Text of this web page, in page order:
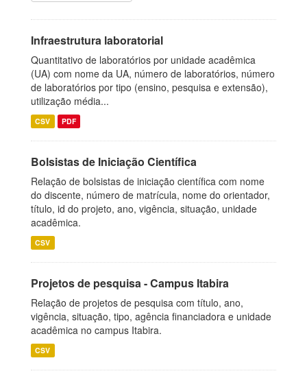
Infraestrutura laboratorial
Quantitativo de laboratórios por unidade acadêmica
(UA) com nome da UA, número de laboratórios, número
de laboratórios por tipo (ensino, pesquisa e extensão),
utilização média...
CSV PDF
Bolsistas de Iniciação Científica
Relação de bolsistas de iniciação científica com nome
do discente, número de matrícula, nome do orientador,
título, id do projeto, ano, vigência, situação, unidade
acadêmica.
CSV
Projetos de pesquisa - Campus Itabira
Relação de projetos de pesquisa com título, ano,
vigência, situação, tipo, agência financiadora e unidade
acadêmica no campus Itabira.
CSV